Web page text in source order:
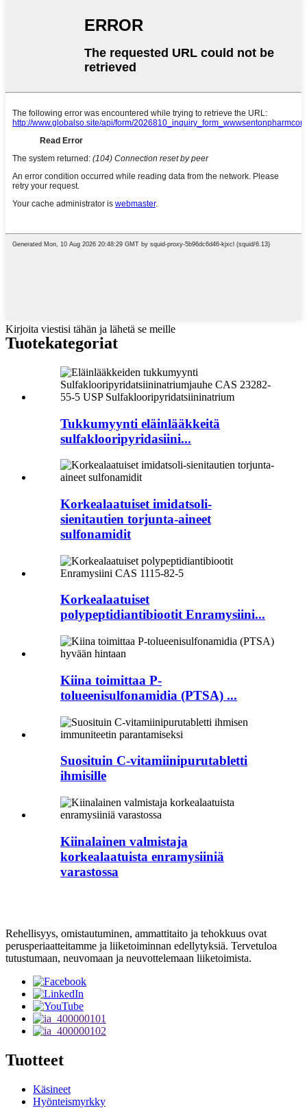
Kirjoita viestisi tähän ja lähetä se meille
Tuotekategoriat
Tukkumyynti eläinlääkkeitä
sulfaklooripyridasiini...
Korkealaatuiset imidatsoli-
sienitautien torjunta-aineet
sulfonamidit
Korkealaatuiset
polypeptidiantibiootit Enramysiini...
Kiina toimittaa P-
tolueenisulfonamidia (PTSA) ...
Suosituin C-vitamiinipurutabletti
ihmisille
Kiinalainen valmistaja
korkealaatuista enramysiiniä
varastossa
Rehellisyys, omistautuminen, ammattitaito ja tehokkuus ovat
perusperiaatteitamme ja liiketoiminnan edellytyksiä. Tervetuloa
tutustumaan, neuvomaan ja neuvottelemaan liiketoimista.
Tuotteet
Käsineet
Hyönteismyrkky